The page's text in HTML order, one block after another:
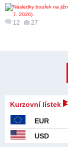
12 27
Kurzovní lístek
EUR
USD